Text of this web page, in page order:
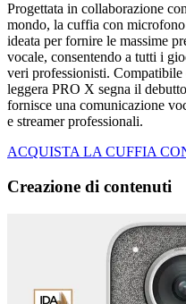
Progettata in collaborazione
mondo, la cuffia con
ideata per fornire le massime
vocale, consentendo a tutti i
veri professionisti.
leggera PRO X segna il
fornisce una comunicazione
e streamer professionali.
ACQUISTA LA CUFFIA
Creazione di contenuti